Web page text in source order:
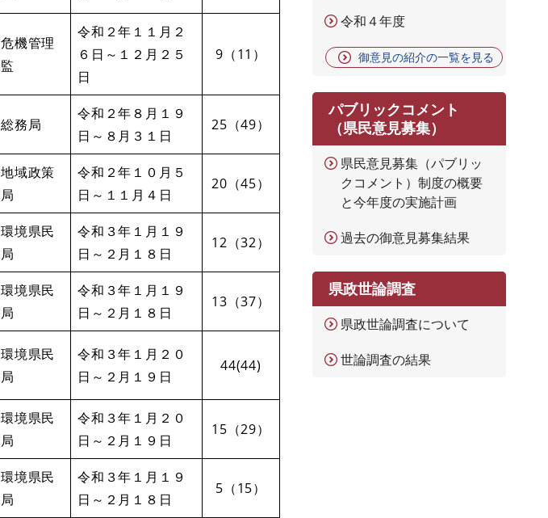
危機管理
監
令和２年１１月２
６日～１２月２５
日
9（11）
総務局
令和２年８月１９
日～８月３１日
25（49）
地域政策
局
令和２年１０月５
日～１１月４日
20（45）
環境県民
局
令和３年１月１９
日～２月１８日
12（32）
環境県民
局
令和３年１月１９
日～２月１８日
13（37）
環境県民
局
令和３年１月２０
日～２月１９日
44(44)
環境県民
局
令和３年１月２０
日～２月１９日
15（29）
環境県民
局
令和３年１月１９
日～２月１８日
5（15）
令和４年度
御意見の紹介の一覧を見る
パブリックコメント
（県民意見募集）
県民意見募集（パブリッ
クコメント）制度の概要
と今年度の実施計画
過去の御意見募集結果
県政世論調査
県政世論調査について
世論調査の結果